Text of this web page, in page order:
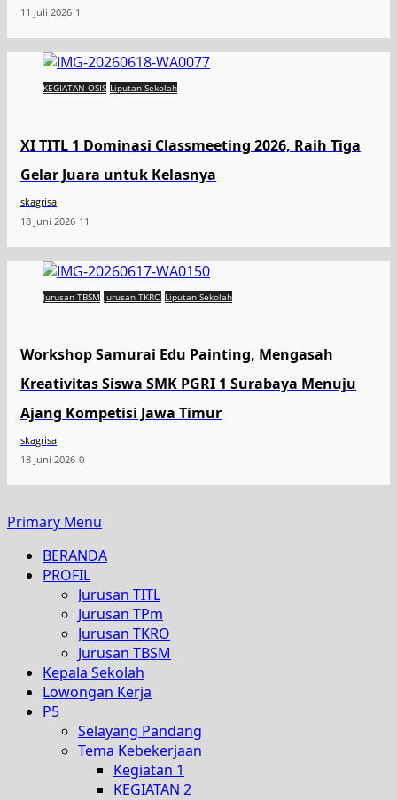
11 Juli 2026 1
KEGIATAN OSIS Liputan Sekolah
XI TITL 1 Dominasi Classmeeting 2026, Raih Tiga
Gelar Juara untuk Kelasnya
skagrisa
18 Juni 2026 11
Jurusan TBSM Jurusan TKRO Liputan Sekolah
Workshop Samurai Edu Painting, Mengasah
Kreativitas Siswa SMK PGRI 1 Surabaya Menuju
Ajang Kompetisi Jawa Timur
skagrisa
18 Juni 2026 0
Primary Menu
BERANDA
PROFIL
Jurusan TITL
Jurusan TPm
Jurusan TKRO
Jurusan TBSM
Kepala Sekolah
Lowongan Kerja
P5
Selayang Pandang
Tema Kebekerjaan
Kegiatan 1
KEGIATAN 2